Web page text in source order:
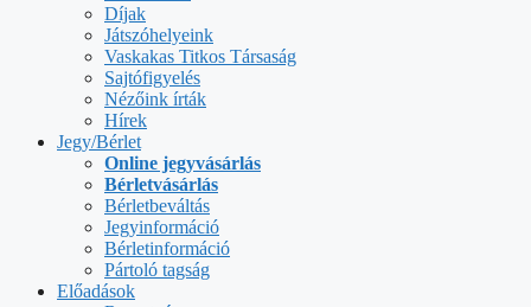
Díjak
Játszóhelyeink
Vaskakas Titkos Társaság
Sajtófigyelés
Nézőink írták
Hírek
Jegy/Bérlet
Online jegyvásárlás
Bérletvásárlás
Bérletbeváltás
Jegyinformáció
Bérletinformáció
Pártoló tagság
Előadások